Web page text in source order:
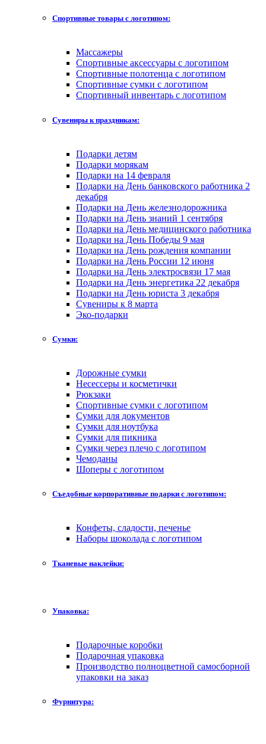
Спортивные товары с логотипом:
Массажеры
Спортивные аксессуары с логотипом
Спортивные полотенца с логотипом
Спортивные сумки с логотипом
Спортивный инвентарь с логотипом
Сувениры к праздникам:
Подарки детям
Подарки морякам
Подарки на 14 февраля
Подарки на День банковского работника 2
декабря
Подарки на День железнодорожника
Подарки на День знаний 1 сентября
Подарки на День медицинского работника
Подарки на День Победы 9 мая
Подарки на День рождения компании
Подарки на День России 12 июня
Подарки на День электросвязи 17 мая
Подарки на День энергетика 22 декабря
Подарки на День юриста 3 декабря
Сувениры к 8 марта
Эко-подарки
Сумки:
Дорожные сумки
Несессеры и косметички
Рюкзаки
Спортивные сумки с логотипом
Сумки для документов
Сумки для ноутбука
Сумки для пикника
Сумки через плечо с логотипом
Чемоданы
Шоперы с логотипом
Съедобные корпоративные подарки с логотипом:
Конфеты, сладости, печенье
Наборы шоколада с логотипом
Тканевые наклейки:
Упаковка:
Подарочные коробки
Подарочная упаковка
Производство полноцветной самосборной
упаковки на заказ
Фурнитура: